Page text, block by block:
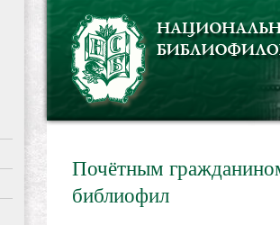
Почётным
библиофил